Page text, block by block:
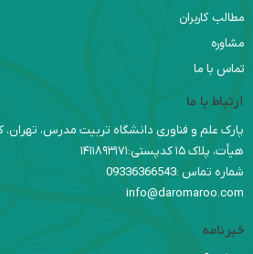
مطالب کاربران
مشاوره
تماس با ما
ارتباط با ما
پارک علم و فناوری دانشگاه تربیت مدرس، تهران،
هیأت، پلاک ۱۵ کدپستی:۱۴۱۱۸۹۳۱۷۱
شماره تماس :09336366543
info@daromaroo.com
خبرنامه